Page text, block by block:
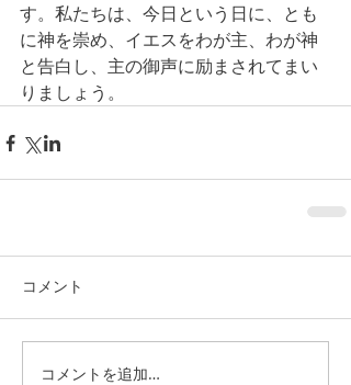
す。私たちは、今日という日に、とも
に神を崇め、イエスをわが主、わが神
と告白し、主の御声に励まされてまい
りましょう。
コメント
コメントを追加…